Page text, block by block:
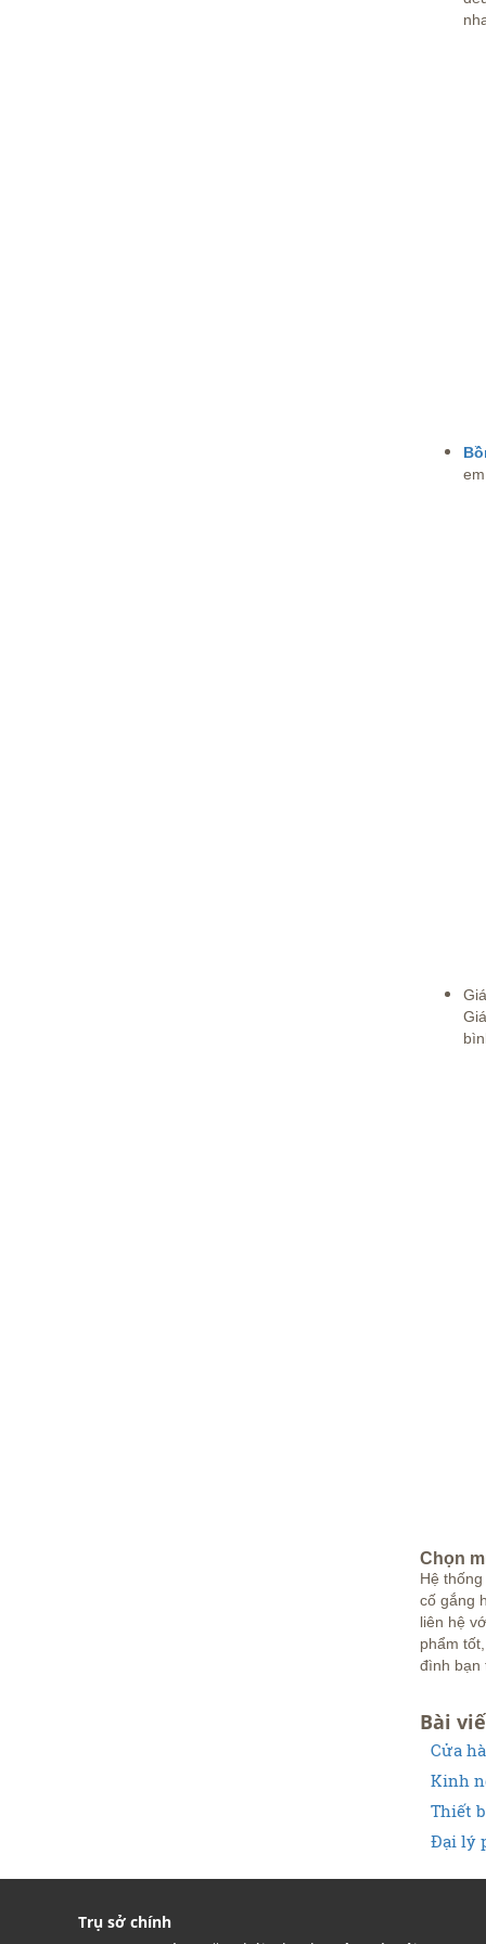
Chọn
Hệ
cố gắng
liên hệ
phẩm
đình bạn
Bài
Cửa
Kinh
Thiết
Đại lý
Trụ sở chính